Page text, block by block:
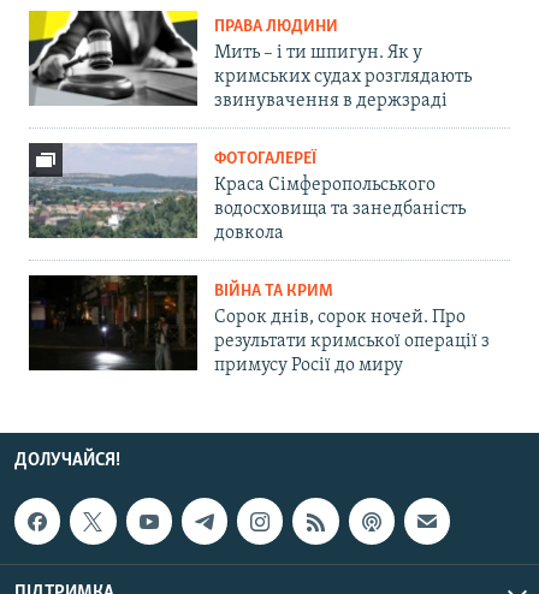
ПРАВА ЛЮДИНИ
Мить – і ти шпигун. Як у
кримських судах розглядають
звинувачення в держзраді
ФОТОГАЛЕРЕЇ
Краса Сімферопольського
водосховища та занедбаність
довкола
ВІЙНА ТА КРИМ
Сорок днів, сорок ночей. Про
результати кримської операції з
примусу Росії до миру
ДОЛУЧАЙСЯ!